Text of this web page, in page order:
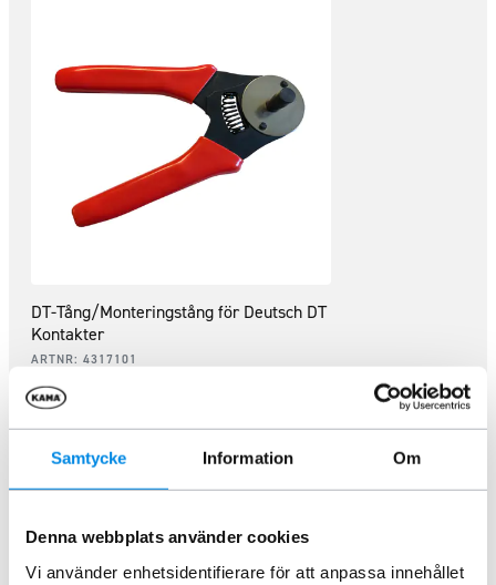
Samtycke Information Om
Denna webbplats använder cookies
Vi använder enhetsidentifierare för att anpassa innehållet
DT-Tång/Monteringstång för Deutsch DT
Kontakter
ARTNR: 4317101
1 282,50
Lägg i varukorg